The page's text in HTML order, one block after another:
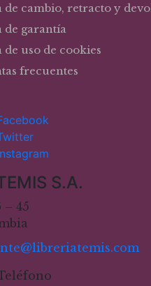
de cambio, retracto y
de garantía
de uso de cookies
frecuentes
S.A.
– 45